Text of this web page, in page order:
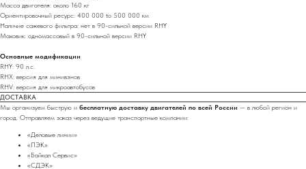
Масса двигателя: около 160 кг
Ориентировочный ресурс: 400 000 to 500 000 км
Наличие сажевого фильтра: нет в 90-сильной версии RHY
Маховик: одномассовый в 90-сильной версии RHY
Основные модификации
RHY: 90 л.с.
RHX: версия для минивэнов
RHV: версия для микроавтобусов
ДОСТАВКА
Мы организуем быструю и бесплатную доставку двигателей по всей России — в любой регион и
город. Отправляем заказ через ведущие транспортные компании:
«Деловые линии»
«ПЭК»
«Байкал Сервис»
«СДЭК»